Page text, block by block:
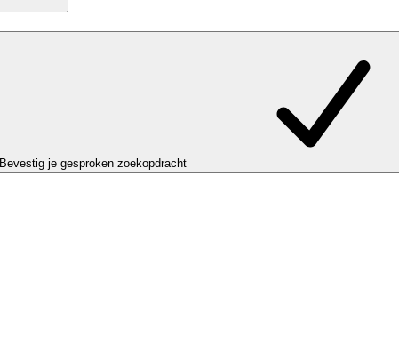
Bevestig je gesproken zoekopdracht